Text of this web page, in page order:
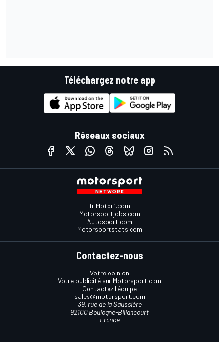
Téléchargez notre app
Réseaux sociaux
fr.Motor1.com
Motorsportjobs.com
Autosport.com
Motorsportstats.com
Contactez-nous
Votre opinion
Votre publicité sur Motorsport.com
Contactez l'équipe
sales@motorsport.com
39, rue de la Saussière
92100 Boulogne-Billancourt
France